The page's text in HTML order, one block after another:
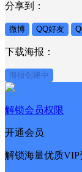
分享到：
微博 QQ好友
下载海报：
海报创建中
解锁会员权限
开通会员
解锁海量优质VIP